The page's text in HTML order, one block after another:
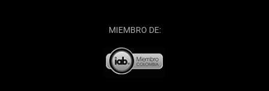
MIEMBRO DE: